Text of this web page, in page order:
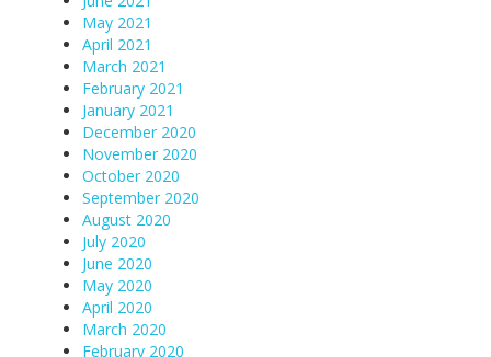
May 2021
April 2021
March 2021
February 2021
January 2021
December 2020
November 2020
October 2020
September 2020
August 2020
July 2020
June 2020
May 2020
April 2020
March 2020
February 2020